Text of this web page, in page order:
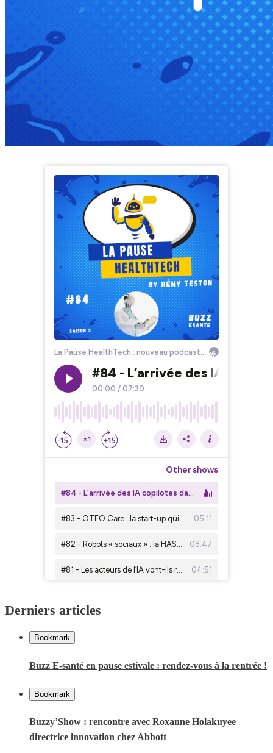
Derniers articles
Bookmark
Buzz E-santé en pause estivale : rendez-vous à la rentrée !
Bookmark
Buzzy’Show : rencontre avec Roxanne Holakuyee
directrice innovation chez Abbott